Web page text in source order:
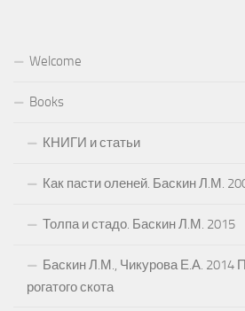
Welcome
Books
КНИГИ и статьи
Как пасти оленей. Баскин Л.М.
Толпа и стадо. Баскин Л.М. 2015
Баскин Л.М., Чикурова Е.А. 2014
рогатого скота